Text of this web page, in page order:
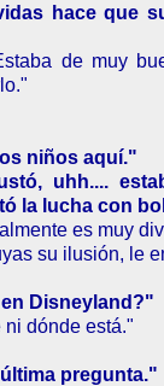
hace que
de muy
niños aquí."
uhh....
la lucha con
es muy
su ilusión, le
Disneyland?"
ni dónde está."
pregunta."